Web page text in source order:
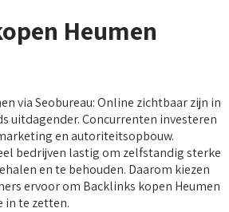
Heumen
via Seobureau: Online zichtbaar zijn in
uitdagender. Concurrenten investeren
en autoriteitsopbouw.
bedrijven lastig om zelfstandig sterke
en te behouden. Daarom kiezen
ervoor om Backlinks kopen Heumen
in te zetten.